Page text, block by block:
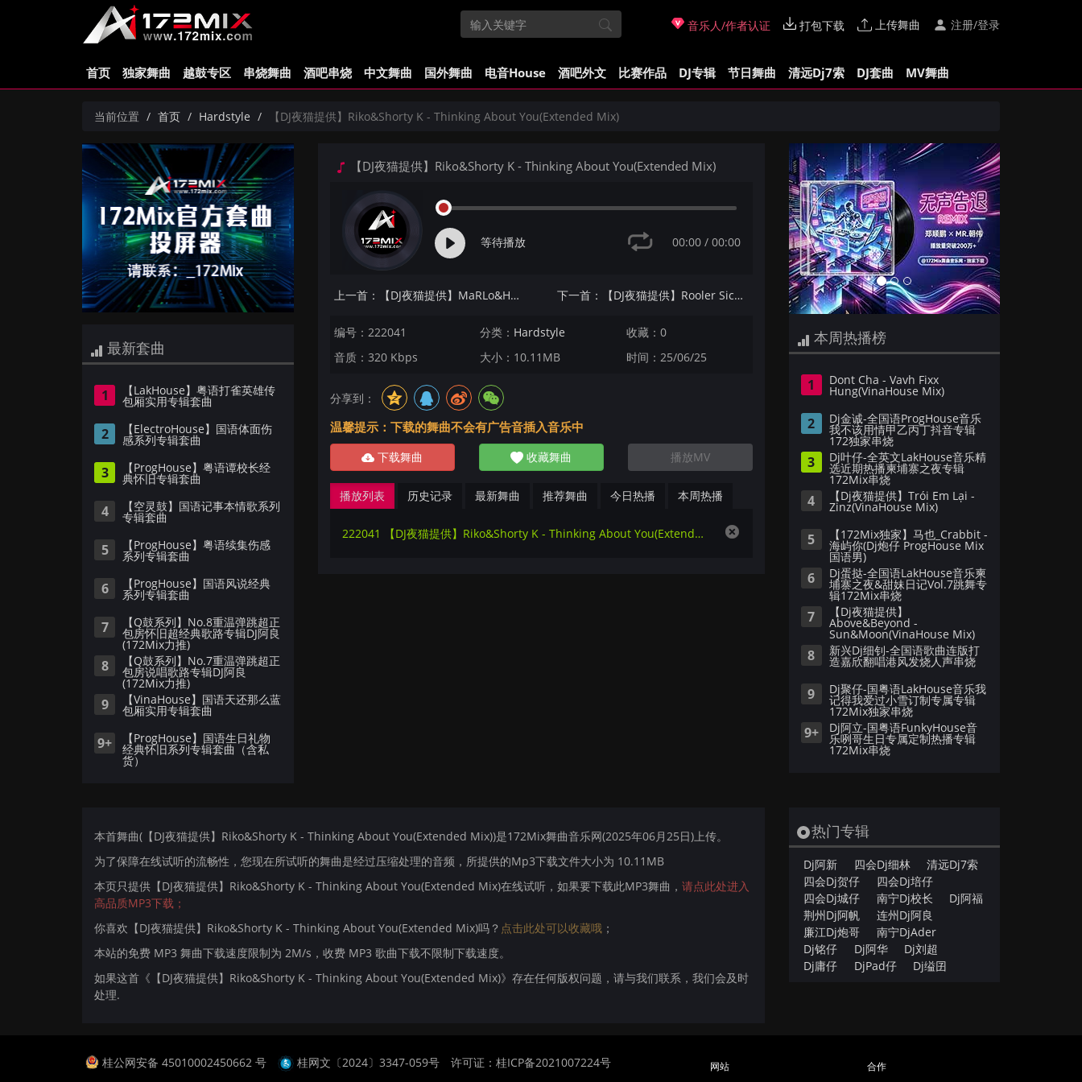
音乐人/作者认证 打包下载 上传舞曲 注册/登录
首页 独家舞曲 越鼓专区 串烧舞曲 酒吧串烧 中文舞曲 国外舞曲 电音House 酒吧外文 比赛作品 DJ专辑 节日舞曲 清远Dj7索 DJ套曲 MV舞曲
当前位置 首页 Hardstyle 【DJ夜猫提供】Riko&Shorty K - Thinking About You(Extended Mix)
最新套曲
1 【LakHouse】粤语打雀英雄传
包厢实用专辑套曲
2 【ElectroHouse】国语体面伤
感系列专辑套曲
3 【ProgHouse】粤语谭校长经
典怀旧专辑套曲
4 【空灵鼓】国语记事本情歌系列
专辑套曲
5 【ProgHouse】粤语续集伤感
系列专辑套曲
6 【ProgHouse】国语风说经典
系列专辑套曲
7 【Q鼓系列】No.8重温弹跳超正
包房怀旧超经典歌路专辑DJ阿良
(172Mix力推)
8 【Q鼓系列】No.7重温弹跳超正
包房说唱歌路专辑DJ阿良
(172Mix力推)
9 【VinaHouse】国语天还那么蓝
包厢实用专辑套曲
9+ 【ProgHouse】国语生日礼物
经典怀旧系列专辑套曲（含私
货）
【DJ夜猫提供】Riko&Shorty K - Thinking About You(Extended Mix)
等待播放 00:00 / 00:00
上一首：【DJ夜猫提供】MaRLo&HALIENE - Say Hello(Narcyz Extended Mix) 下一首：【DJ夜猫提供】Rooler Sickmode&D-Block&S-te-Fan - Love the Way(Extended Mix)
编号：222041 分类： Hardstyle
收藏：0
音质：320 Kbps
大小：10.11MB 时间：25/06/25
分享到：
温馨提示：下载的舞曲不会有广告音插入音乐中
下载舞曲 收藏舞曲 播放MV
播放列表 历史记录 最新舞曲 推荐舞曲 今日热播 本周热播
222041 【DJ夜猫提供】Riko&Shorty K - Thinking About You(Extended Mix)
Previous Next
本周热播榜
1 Dont Cha - Vavh Fixx
Hung(VinaHouse Mix)
2 Dj金诚-全国语ProgHouse音乐
我不该用情甲乙丙丁抖音专辑
172独家串烧
3 Dj叶仔-全英文LakHouse音乐精
选近期热播柬埔寨之夜专辑
172Mix串烧
4 【Dj夜猫提供】Trói Em Lại -
Zinz(VinaHouse Mix)
5 【172Mix独家】马也_Crabbit -
海屿你(Dj炮仔 ProgHouse Mix
国语男)
6 Dj蛋挞-全国语LakHouse音乐柬
埔寨之夜&甜妹日记Vol.7跳舞专
辑172Mix串烧
7 【Dj夜猫提供】
Above&Beyond -
Sun&Moon(VinaHouse Mix)
8 新兴Dj细钊-全国语歌曲连版打
造嘉欣翻唱港风发烧人声串烧
9 Dj聚仔-国粤语LakHouse音乐我
记得我爱过小雪订制专属专辑
172Mix独家串烧
9+ Dj阿立-国粤语FunkyHouse音
乐咧哥生日专属定制热播专辑
172Mix串烧
本首舞曲(【DJ夜猫提供】Riko&Shorty K - Thinking About You(Extended Mix))是172Mix舞曲音乐网(2025年06月25日)上传。
为了保障在线试听的流畅性，您现在所试听的舞曲是经过压缩处理的音频，所提供的Mp3下载文件大小为 10.11MB
本页只提供【DJ夜猫提供】Riko&Shorty K - Thinking About You(Extended Mix)在线试听，如果要下载此MP3舞曲， 请点此处进入
高品质MP3下载；
你喜欢【DJ夜猫提供】Riko&Shorty K - Thinking About You(Extended Mix)吗？ 点击此处可以收藏哦 ；
本站的免费 MP3 舞曲下载速度限制为 2M/s，收费 MP3 歌曲下载不限制下载速度。
如果这首《【DJ夜猫提供】Riko&Shorty K - Thinking About You(Extended Mix)》存在任何版权问题，请与我们联系，我们会及时
处理.
热门专辑
Dj阿新 四会Dj细林
清远Dj7索
四会Dj贺仔
四会Dj培仔
四会Dj城仔
南宁Dj校长
Dj阿福
荆州Dj阿帆
连州Dj阿良
廉江Dj炮哥
南宁DjAder
Dj铭仔
Dj阿华
Dj刘超
Dj庸仔
DjPad仔 Dj缢囝
桂公网安备 45010002450662 号 桂网文〔2024〕3347-059号
许可证：桂ICP备2021007224号
网站 合作